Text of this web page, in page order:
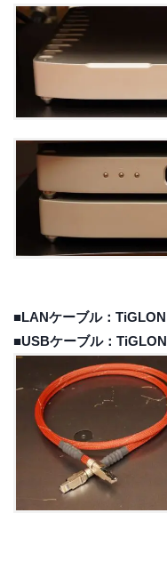
■LANケーブル：
■USBケーブル：